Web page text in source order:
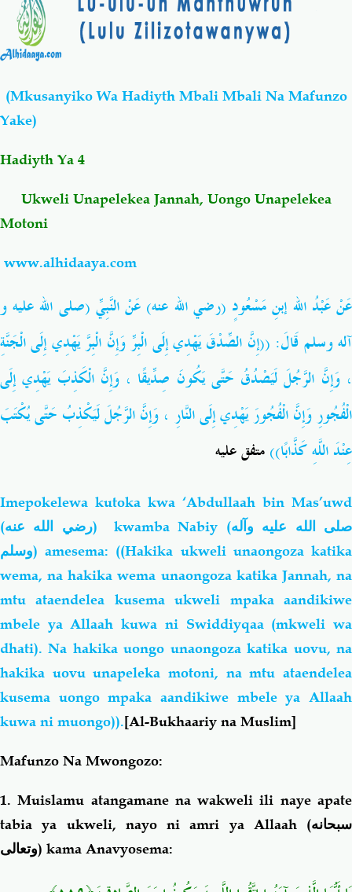
Akhlaaq-Aadaab Raqaaiq
Familia-Jamii
Chemsha Bongo
Mapishi
(Mkusanyiko Wa Hadiyth Mbali Mbali Na Mafunzo
Yake)
Hadiyth Ya 4
Ukweli Unapelekea Jannah, Uongo Unapelekea
Motoni
www.alhidaaya.com
عَنْعَبْدُ الله إبنِ مَسْعُودٍ (رضي الله عنه) عَنْ النَّبِيِّ (صلى الله عليه و
آله وسلم قَالَ: ((إِنَّ الصِّدْقَ يَهْدِي إِلَى الْبِرِّ وَإِنَّ الْبِرَّ يَهْدِي إِلَى الْجَنَّةِ
، وَإِنَّ الرَّجُلَ لَيَصْدُقُ حَتَّى يَكُونَ صِدِّيقًا ، وَإِنَّ الْكَذِبَ يَهْدِي إِلَى
الْفُجُورِ وَإِنَّ الْفُجُورَ يَهْدِي إِلَى النَّارِ ، وَإِنَّ الرَّجُلَ لَيَكْذِبُ حَتَّى يُكْتَبَ
عِنْدَ اللَّهِ كَذَّابًا))متفق عليه
Imepokelewa kutoka kwa ‘Abdullaah bin Mas’uwd
(رضي الله عنه) kwamba Nabiy (صلى الله عليه وآله
وسلم) amesema: ((Hakika ukweli unaongoza katika
wema, na hakika wema unaongoza katika Jannah, na
mtu ataendelea kusema ukweli mpaka aandikiwe
mbele ya Allaah kuwa ni Swiddiyqaa (mkweli wa
dhati). Na hakika uongo unaongoza katika uovu, na
hakika uovu unapeleka motoni, na mtu ataendelea
kusema uongo mpaka aandikiwe mbele ya Allaah
kuwa ni muongo)).[Al-Bukhaariy na Muslim]
Mafunzo Na Mwongozo:
1. Muislamu atangamane na wakweli ili naye apate
tabia ya ukweli, nayo ni amri ya Allaah (سبحانه
وتعالى) kama Anavyosema: